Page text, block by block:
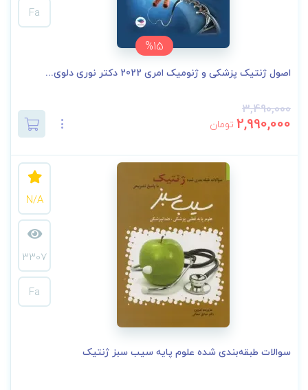
%15
Fa
اصول ژنتیک پزشکی و ژنومیک امری 2022 دکتر نوری دلوی...
3,490,000
2,990,000 تومان
N/A
3307
Fa
سوالات طبقه‌بندی شده علوم‌ پایه سیب سبز ژنتیک